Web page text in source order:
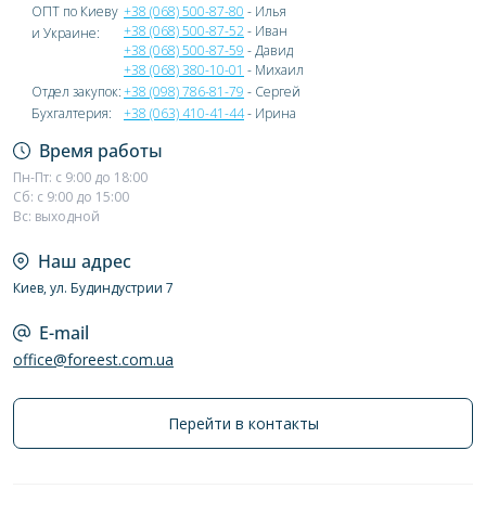
ОПТ по Киеву
и Украине:
+38 (068) 500-87-80 - Илья
+38 (068) 500-87-52- Иван
+38 (068) 500-87-59 - Давид
+38 (068) 380-10-01 - Михаил
Отдел закупок:+38 (098) 786-81-79 - Сергей
Бухгалтерия:
+38 (063) 410-41-44- Ирина
Время работы
Пн-Пт: с 9:00 до 18:00
Сб: с 9:00 до 15:00
Вс: выходной
Наш адрес
Киев, ул. Будиндустрии 7
E-mail
office@foreest.com.ua
Перейти в контакты